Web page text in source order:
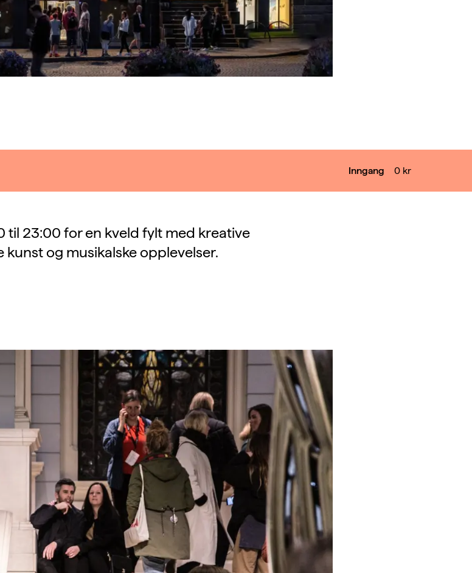
Inngang 0 kr
til 23:00 for en kveld fylt med kreative
kunst og musikalske opplevelser.